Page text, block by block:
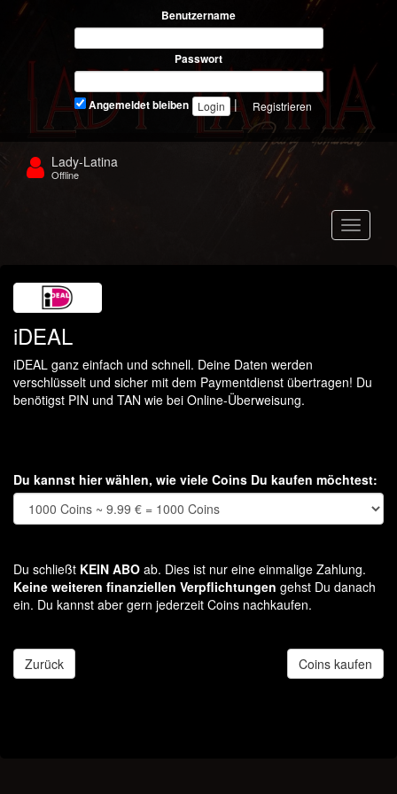
Benutzername
Passwort
Angemeldet bleiben | Registrieren
Lady-Latina
Offline
iDEAL
iDEAL ganz einfach und schnell. Deine Daten werden
verschlüsselt und sicher mit dem Paymentdienst übertragen! Du
benötigst PIN und TAN wie bei Online-Überweisung.
Du kannst hier wählen, wie viele Coins Du kaufen möchtest:
Du schließt KEIN ABO ab. Dies ist nur eine einmalige Zahlung.
Keine weiteren finanziellen Verpflichtungen gehst Du danach
ein. Du kannst aber gern jederzeit Coins nachkaufen.
Zurück